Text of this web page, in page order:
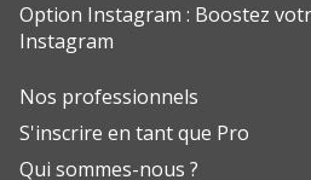
Option Instagram : Boostez
Instagram
Nos professionnels
S'inscrire en tant que Pro
Qui sommes-nous ?